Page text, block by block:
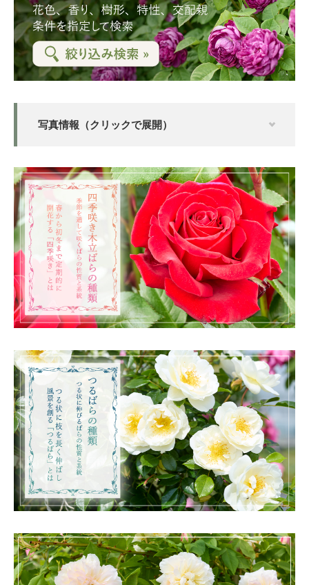
写真情報（クリックで展開）